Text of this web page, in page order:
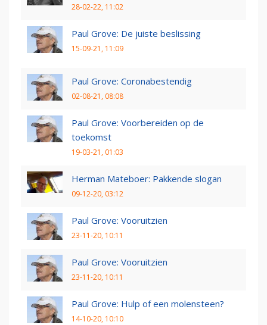
28-02-22, 11:02
Paul Grove: De juiste beslissing
15-09-21, 11:09
Paul Grove: Coronabestendig
02-08-21, 08:08
Paul Grove: Voorbereiden op de
toekomst
19-03-21, 01:03
Herman Mateboer: Pakkende slogan
09-12-20, 03:12
Paul Grove: Vooruitzien
23-11-20, 10:11
Paul Grove: Vooruitzien
23-11-20, 10:11
Paul Grove: Hulp of een molensteen?
14-10-20, 10:10